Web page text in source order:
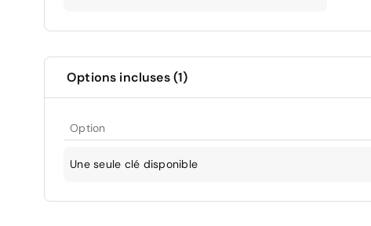
Options incluses (1)
Option
Une seule clé disponible